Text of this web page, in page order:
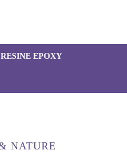
RESINE EPOXY
NATURE